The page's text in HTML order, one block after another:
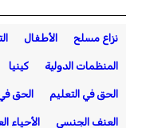
نزاع مسلح الأطفال
المنظمات الدولية كينيا
الحق في التعليم الحق
العنف الجنسي الأحياء